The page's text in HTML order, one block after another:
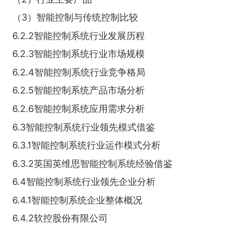
（3）智能控制与传统控制比较
6.2.2智能控制系统行业发展历程
6.2.3智能控制系统行业市场规模
6.2.4智能控制系统行业竞争格局
6.2.5智能控制系统产品市场分析
6.2.6智能控制系统应用需求分析
6.3智能控制系统行业领先模式借鉴
6.3.1智能控制系统行业运作模式分析
6.3.2英国英维思智能控制系统经验借鉴
6.4智能控制系统行业领先企业分析
6.4.1智能控制系统企业整体概况
6.4.2软控股份有限公司